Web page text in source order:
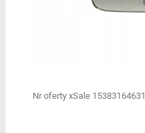
Nr oferty xSale 15383164631